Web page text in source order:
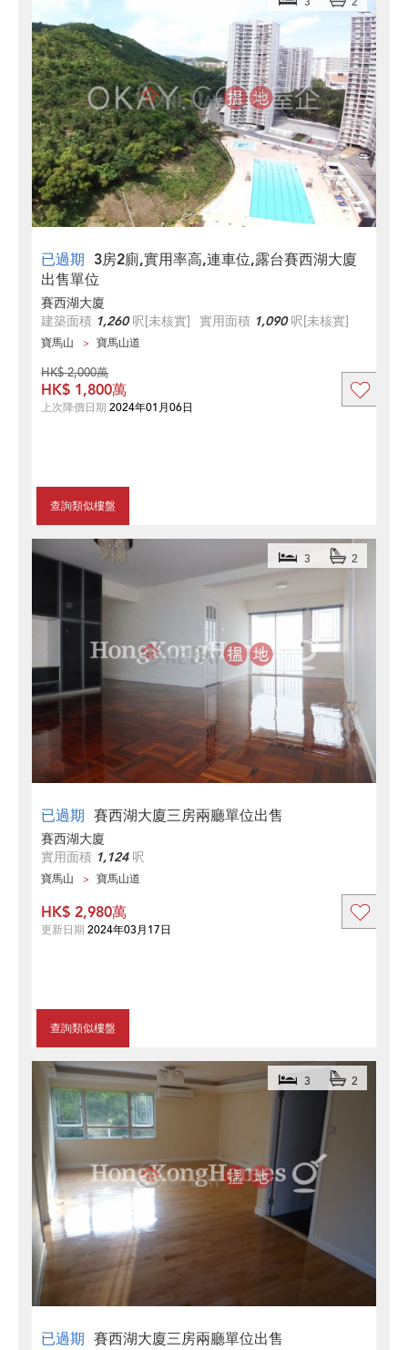
已過期 3房2廁,實用率高,連車位,露台賽西湖大廈
出售單位
賽西湖大廈
建築面積 1,260呎[未核實] 實用面積 1,090呎[未核實]
寶馬山 寶馬山道
查詢類似樓盤
HK$ 2,000萬
HK$ 1,800萬
上次降價日期 2024年01月06日
已過期 賽西湖大廈三房兩廳單位出售
3 2
賽西湖大廈
實用面積 1,124呎
寶馬山 寶馬山道
查詢類似樓盤
HK$ 2,980萬
更新日期 2024年03月17日
已過期 賽西湖大廈三房兩廳單位出售
3 2